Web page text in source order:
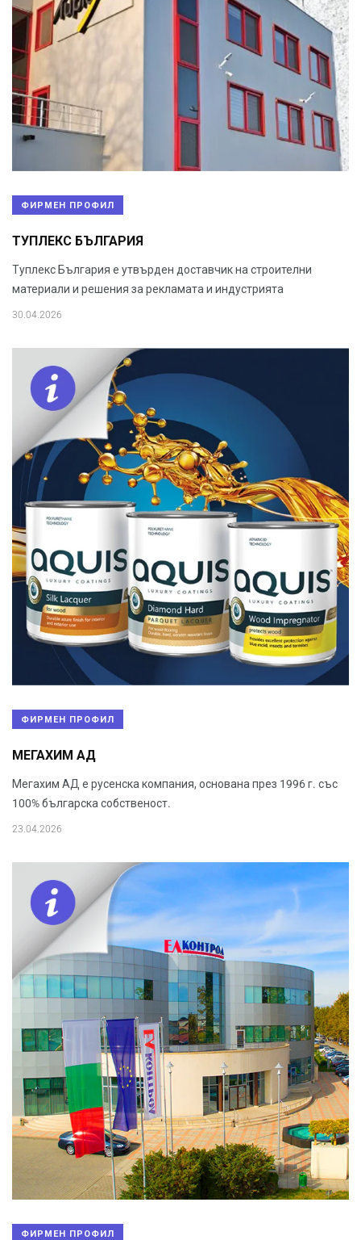
ФИРМЕН ПРОФИЛ
ТУПЛЕКС БЪЛГАРИЯ
Туплекс България е утвърден доставчик на строителни
материали и решения за рекламата и индустрията
30.04.2026
ФИРМЕН ПРОФИЛ
МЕГАХИМ АД
Мегахим АД е русенска компания, основана през 1996 г. със
100% българска собственост.
23.04.2026
ФИРМЕН ПРОФИЛ